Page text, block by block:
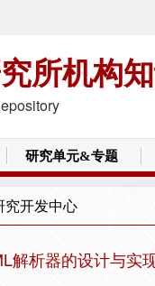
所机构
研究单元&专题
究开发中心
解析器的设计与实